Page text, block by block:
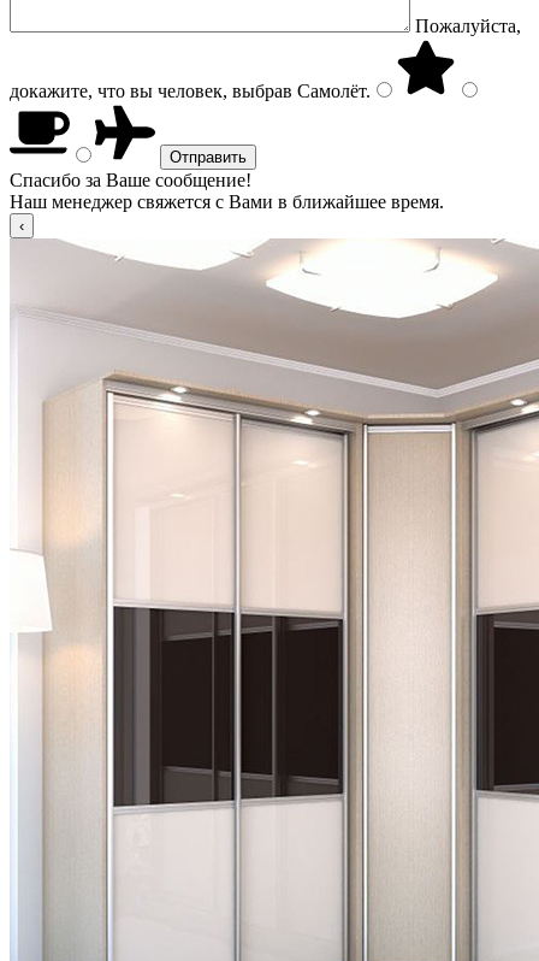
Пожалуйста,
докажите, что вы человек, выбрав Самолёт.
Спасибо за Ваше сообщение!
Наш менеджер свяжется с Вами в ближайшее время.